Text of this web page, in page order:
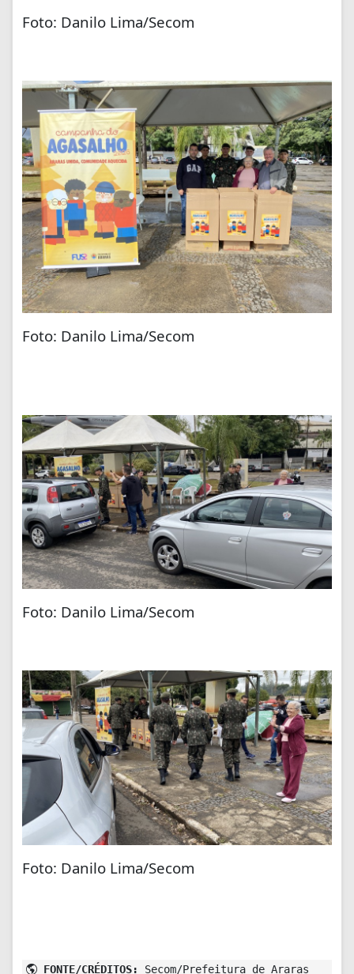
Foto: Danilo Lima/Secom
Foto: Danilo Lima/Secom
Foto: Danilo Lima/Secom
Foto: Danilo Lima/Secom
FONTE/CRÉDITOS: Secom/Prefeitura de Araras